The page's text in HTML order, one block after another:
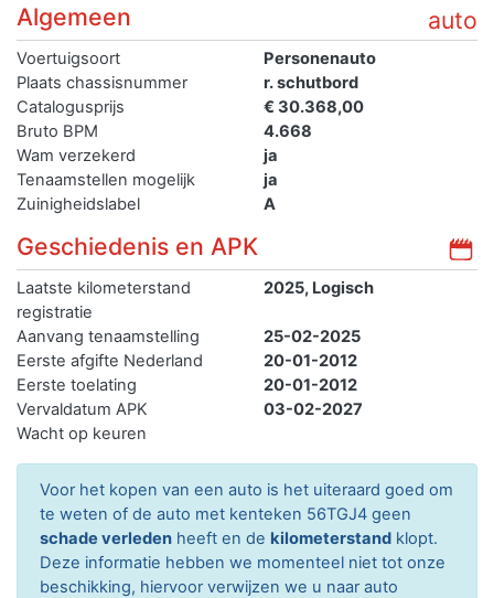
auto
Algemeen
Voertuigsoort
Personenauto
Plaats chassisnummer
r. schutbord
Catalogusprijs
€ 30.368,00
Bruto BPM
4.668
Wam verzekerd
ja
Tenaamstellen mogelijk
ja
Zuinigheidslabel
A
Geschiedenis en APK
Laatste kilometerstand
registratie
2025, Logisch
Aanvang tenaamstelling
25-02-2025
Eerste afgifte Nederland
20-01-2012
Eerste toelating
20-01-2012
Vervaldatum APK
03-02-2027
Wacht op keuren
Voor het kopen van een auto is het uiteraard goed om
te weten of de auto met kenteken 56TGJ4 geen
schade verleden heeft en de kilometerstand klopt.
Deze informatie hebben we momenteel niet tot onze
beschikking, hiervoor verwijzen we u naar auto